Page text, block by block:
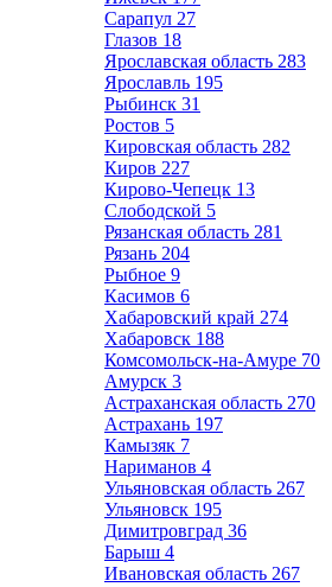
Сарапул 27
Глазов 18
Ярославская область 283
Ярославль 195
Рыбинск 31
Ростов 5
Кировская область 282
Киров 227
Кирово-Чепецк 13
Слободской 5
Рязанская область 281
Рязань 204
Рыбное 9
Касимов 6
Хабаровский край 274
Хабаровск 188
Комсомольск-на-Амуре 70
Амурск 3
Астраханская область 270
Астрахань 197
Камызяк 7
Нариманов 4
Ульяновская область 267
Ульяновск 195
Димитровград 36
Барыш 4
Ивановская область 267